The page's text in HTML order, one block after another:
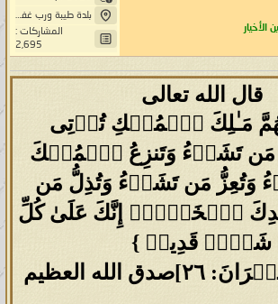
الأخيار
بلدة طيبة ورب غفور
المشاركات :
2,695
قال الله تعالى
مَـٰلِكَ ٱلۡمُلۡكِ تُؤۡتِی
تَشَاۤءُ وَتَنزِعُ ٱلۡمُلۡكَ
وَتُعِزُّ مَن تَشَاۤءُ وَتُذِلُّ مَن
ٱلۡخَیۡرُۖ إِنَّكَ عَلَىٰ كُلِّ
شَیۡءࣲ قَدِیرࣱ }
الله العظيم